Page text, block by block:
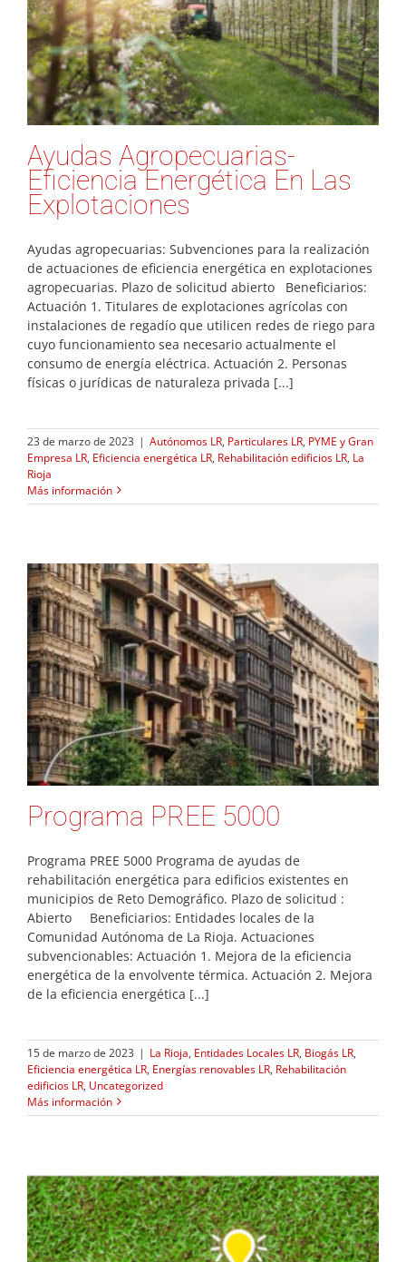
Ayudas Agropecuarias-
Eficiencia Energética En Las
Explotaciones
Ayudas agropecuarias: Subvenciones para la realización
de actuaciones de eficiencia energética en explotaciones
agropecuarias. Plazo de solicitud abierto Beneficiarios:
Actuación 1. Titulares de explotaciones agrícolas con
instalaciones de regadío que utilicen redes de riego para
cuyo funcionamiento sea necesario actualmente el
consumo de energía eléctrica. Actuación 2. Personas
físicas o jurídicas de naturaleza privada [...]
23 de marzo de 2023 | Autónomos LR, Particulares LR, PYME y Gran
Empresa LR, Eficiencia energética LR, Rehabilitación edificios LR, La
Rioja
Más información
Programa PREE 5000
Programa PREE 5000 Programa de ayudas de
rehabilitación energética para edificios existentes en
municipios de Reto Demográfico. Plazo de solicitud :
Abierto Beneficiarios: Entidades locales de la
Comunidad Autónoma de La Rioja. Actuaciones
subvencionables: Actuación 1. Mejora de la eficiencia
energética de la envolvente térmica. Actuación 2. Mejora
de la eficiencia energética [...]
15 de marzo de 2023 | La Rioja, Entidades Locales LR, Biogás LR,
Eficiencia energética LR, Energías renovables LR, Rehabilitación
edificios LR, Uncategorized
Más información